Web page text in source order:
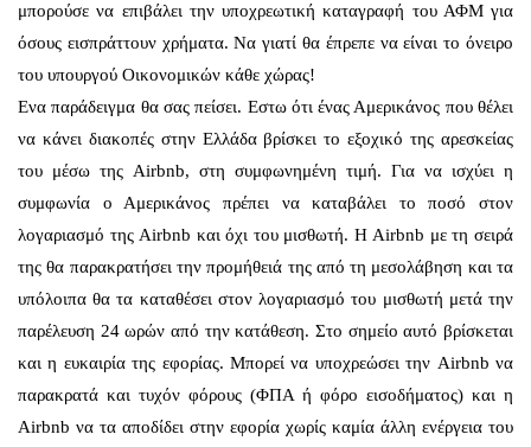
μπορούσε να επιβάλει την υποχρεωτική καταγραφή του ΑΦΜ για
όσους εισπράττουν χρήματα. Να γιατί θα έπρεπε να είναι το όνειρο
του υπουργού Οικονομικών κάθε χώρας!
Ενα παράδειγμα θα σας πείσει. Εστω ότι ένας Αμερικάνος που θέλει
να κάνει διακοπές στην Ελλάδα βρίσκει το εξοχικό της αρεσκείας
του μέσω της Airbnb, στη συμφωνημένη τιμή. Για να ισχύει η
συμφωνία ο Αμερικάνος πρέπει να καταβάλει το ποσό στον
λογαριασμό της Airbnb και όχι του μισθωτή. Η Airbnb με τη σειρά
της θα παρακρατήσει την προμήθειά της από τη μεσολάβηση και τα
υπόλοιπα θα τα καταθέσει στον λογαριασμό του μισθωτή μετά την
παρέλευση 24 ωρών από την κατάθεση. Στο σημείο αυτό βρίσκεται
και η ευκαιρία της εφορίας. Μπορεί να υποχρεώσει την Airbnb να
παρακρατά και τυχόν φόρους (ΦΠΑ ή φόρο εισοδήματος) και η
Airbnb να τα αποδίδει στην εφορία χωρίς καμία άλλη ενέργεια του